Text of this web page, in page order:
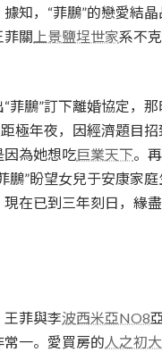
知，“菲鵬”的戀愛結
菲關 上景鹽埕世家系不
鵬”訂下離婚協定，那
極年夜，因經濟題目
因為她想吃巨業天下。
鵬”盼望女兒于安康家
在已到三年刻日，緣
菲與李波西米亞NO8
一。愛買房的人之初